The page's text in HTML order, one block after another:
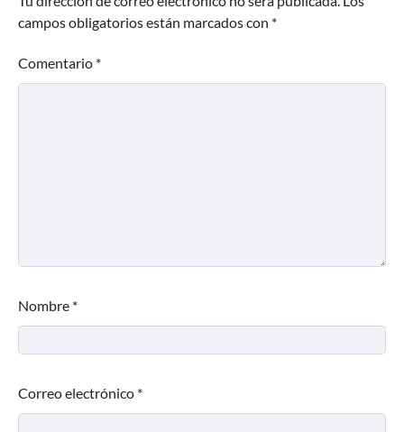
campos obligatorios están marcados con *
Comentario *
Nombre *
Correo electrónico *